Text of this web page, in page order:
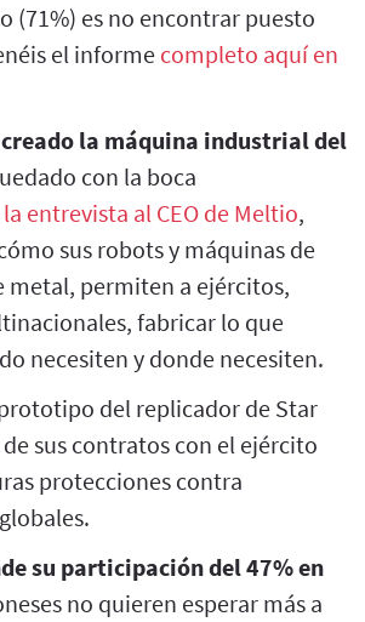
(71%) es no encontrar puesto
el informe completo aquí en
creado la máquina industrial del
con la boca
entrevista al CEO de Meltio,
sus robots y máquinas de
metal, permiten a ejércitos,
fabricar lo que
necesiten y donde necesiten.
del replicador de Star
sus contratos con el ejército
protecciones contra
su participación del 47% en
no quieren esperar más a